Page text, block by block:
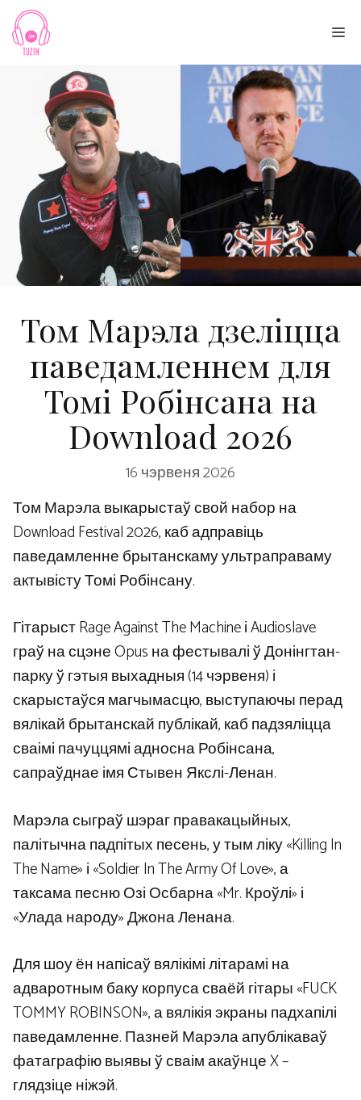
Skip
content
Том Марэла дзеліцца
паведамленнем для
Томі Робінсана на
Download 2026
16 чэрвеня 2026
Том Марэла выкарыстаў свой набор на
Download Festival 2026, каб адправіць
паведамленне брытанскаму ультраправаму
актывісту Томі Робінсану.
Гітарыст Rage Against The Machine і Audioslave
граў на сцэне Opus на фестывалі ў Донінгтан-
парку ў гэтыя выхадныя (14 чэрвеня) і
скарыстаўся магчымасцю, выступаючы перад
вялікай брытанскай публікай, каб падзяліцца
сваімі пачуццямі адносна Робінсана,
сапраўднае імя Стывен Якслі-Ленан.
Марэла сыграў шэраг правакацыйных,
палітычна падпітых песень, у тым ліку «Killing In
The Name» і «Soldier In The Army Of Love», а
таксама песню Озі Осбарна «Mr. Кроўлі» і
«Улада народу» Джона Ленана.
Для шоу ён напісаў вялікімі літарамі на
адваротным баку корпуса сваёй гітары «FUCK
TOMMY ROBINSON», а вялікія экраны падхапілі
паведамленне. Пазней Марэла апублікаваў
фатаграфію выявы ў сваім акаўнце X –
глядзіце ніжэй.